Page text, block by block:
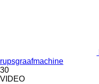
rupsgraafmachine
30
VIDEO